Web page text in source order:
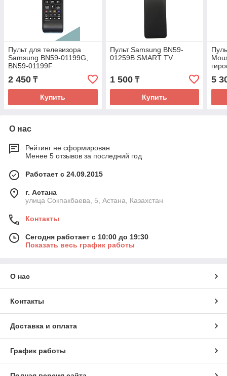
Пульт для телевизора
Samsung BN59-01199G,
BN59-01199F
2 450 ₸
Купить
Пульт Samsung BN59-
01259B SMART TV
1 500₸
Купить
TV
5
О нас
Рейтинг не сформирован
Менее 5 отзывов за последний год
Работает с 24.09.2015
г. Астана
улица Сокпакбаева, 5, Астана, Казахстан
Контакты
Сегодня работает с 10:00 до 19:30
Показать весь график работы
О нас
Контакты
Доставка и оплата
График работы